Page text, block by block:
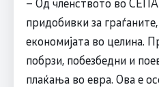
придобивки за
економијата во целина.
побрзи, побезбедни и
плаќања во евра. Ова е